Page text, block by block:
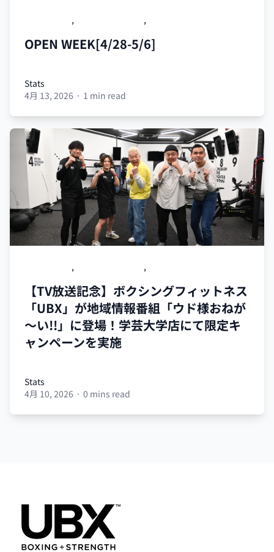
, ,
OPEN WEEK[4/28-5/6]
Stats
Stats
4月 13, 2026 · 1 min read
, ,
【TV放送記念】ボクシングフィットネス
「UBX」が地域情報番組「ウド様おねが
～い!!」に登場！学芸大学店にて限定キ
ャンペーンを実施
Stats
Stats
4月 10, 2026 · 0 mins read